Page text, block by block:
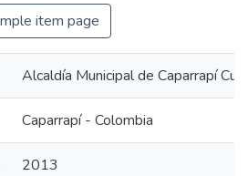
item page
Alcaldía Municipal de Caparrapí
Caparrapí - Colombia
2013